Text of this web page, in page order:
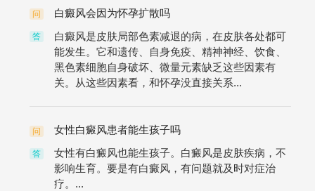
问 白癜风会因为怀孕扩散吗
答
白癜风是皮肤局部色素减退的病，在皮肤各处都可
能发生。它和遗传、自身免疫、精神神经、饮食、
黑色素细胞自身破坏、微量元素缺乏这些因素有
关。从这些因素看，和怀孕没直接关系...
问 女性白癜风患者能生孩子吗
答
女性有白癜风也能生孩子。白癜风是皮肤疾病，不
影响生育。要是有白癜风，有问题就及时对症治
疗。...